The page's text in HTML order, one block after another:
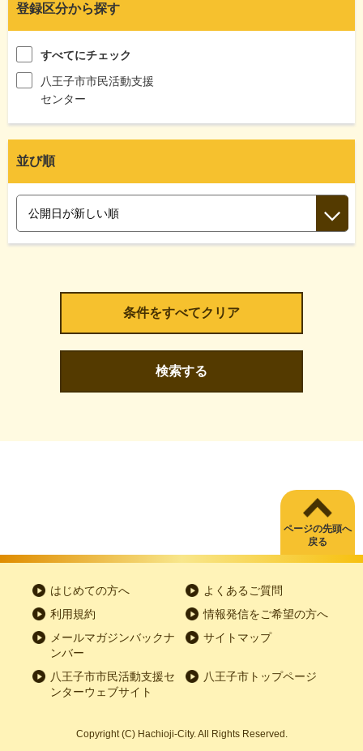
登録区分から探す
すべてにチェック
八王子市市民活動支援
センター
並び順
検索する
ページの先頭へ
戻る
はじめての方へ
よくあるご質問
利用規約
情報発信をご希望の方へ
メールマガジンバックナ
ンバー
サイトマップ
八王子市市民活動支援セ
ンターウェブサイト
八王子市トップページ
Copyright (C) Hachioji-City. All Rights Reserved.